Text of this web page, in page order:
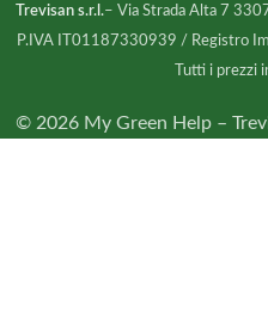
Trevisan s.r.l.– Via Strada Alta 7
P.IVA IT01187330939 / Registro
Tutti i prezzi
© 2026 My Green Help –